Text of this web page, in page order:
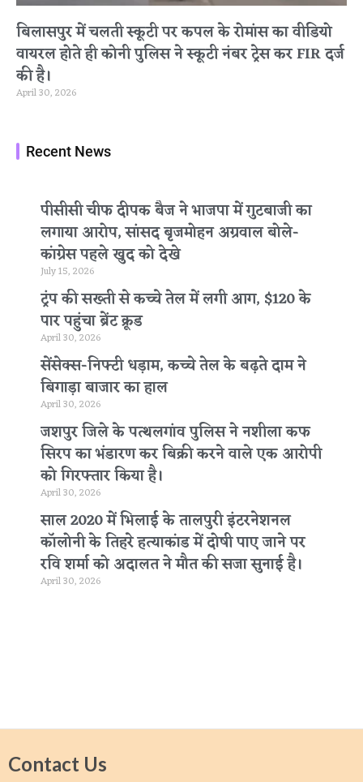
बिलासपुर में चलती स्कूटी पर कपल के रोमांस का वीडियो
वायरल होते ही कोनी पुलिस ने स्कूटी नंबर ट्रेस कर FIR दर्ज
की है।
April 30, 2026
Recent News
पीसीसी चीफ दीपक बैज ने भाजपा में गुटबाजी का
लगाया आरोप, सांसद बृजमोहन अग्रवाल बोले-
कांग्रेस पहले खुद को देखे
July 15, 2026
ट्रंप की सख्ती से कच्चे तेल में लगी आग, $120 के
पार पहुंचा ब्रेंट क्रूड
April 30, 2026
सेंसेक्स-निफ्टी धड़ाम, कच्चे तेल के बढ़ते दाम ने
बिगाड़ा बाजार का हाल
April 30, 2026
जशपुर जिले के पत्थलगांव पुलिस ने नशीला कफ
सिरप का भंडारण कर बिक्री करने वाले एक आरोपी
को गिरफ्तार किया है।
April 30, 2026
साल 2020 में भिलाई के तालपुरी इंटरनेशनल
कॉलोनी के तिहरे हत्याकांड में दोषी पाए जाने पर
रवि शर्मा को अदालत ने मौत की सजा सुनाई है।
April 30, 2026
Contact Us